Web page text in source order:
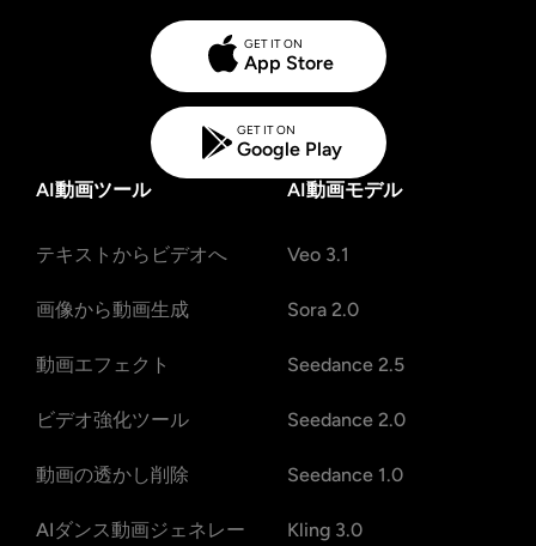
GET IT ON
App Store
GET IT ON
Google Play
AI動画ツール
テキストからビデオへ
画像から動画生成
動画エフェクト
ビデオ強化ツール
動画の透かし削除
AIダンス動画ジェネレー
AI動画モデル
Veo 3.1
Sora 2.0
Seedance 2.5
Seedance 2.0
Seedance 1.0
Kling 3.0